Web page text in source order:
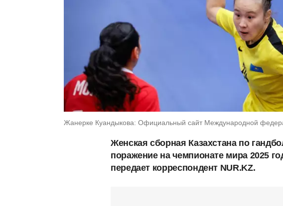
Жанерке Куандыкова: Официальный сайт Международной
Женская сборная Казахстана по
поражение на чемпионате мира 2025
передает корреспондент NUR.KZ.